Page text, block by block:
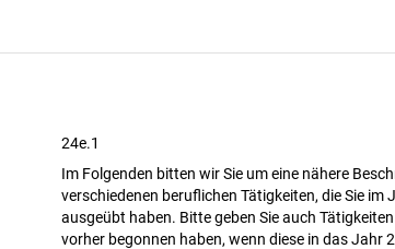
24e.1
Im Folgenden bitten wir Sie um eine nähere
verschiedenen beruflichen Tätigkeiten, die Sie im
ausgeübt haben. Bitte geben Sie auch
vorher begonnen haben, wenn diese in das Jahr